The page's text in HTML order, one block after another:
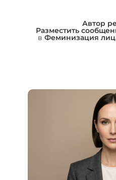
Автор
Разместить
в Феминизация